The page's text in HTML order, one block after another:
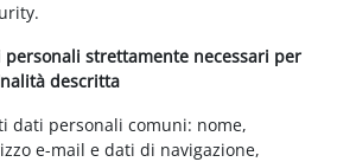
strettamente necessari per
descritta
dati personali comuni: nome,
e-mail e dati di navigazione,